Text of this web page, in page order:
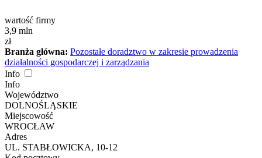
wartość firmy
3,9 mln
zł
Branża główna: Pozostałe doradztwo w zakresie prowadzenia
działalności gospodarczej i zarządzania
Info
Info
Województwo
DOLNOŚLĄSKIE
Miejscowość
WROCŁAW
Adres
UL. STABŁOWICKA, 10-12